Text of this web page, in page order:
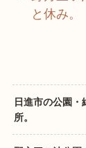
と休み。
日進市の公園
所。